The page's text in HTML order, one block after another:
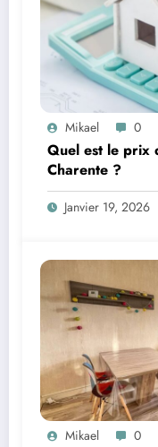
Mikael 0
Quel est le prix
Charente ?
Janvier 19, 2026
Mikael 0